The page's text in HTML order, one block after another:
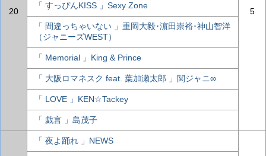
20 5
「 すっぴんKISS 」Sexy Zone
「 間違っちゃいない 」重岡大毅･濵田崇裕･神山智洋
（ジャニーズWEST）
「 Memorial 」King & Prince
「 大阪ロマネスク feat. 葉加瀬太郎 」関ジャニ∞
「 LOVE 」KEN☆Tackey
「 戯言 」島茂子
「 夜よ踊れ 」NEWS